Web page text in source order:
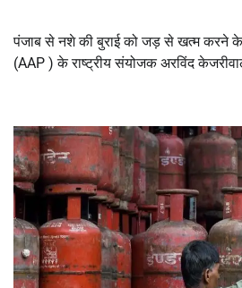
पंजाब से नशे की बुराई को जड़ से खत्म करने
(AAP ) के राष्ट्रीय संयोजक अरविंद